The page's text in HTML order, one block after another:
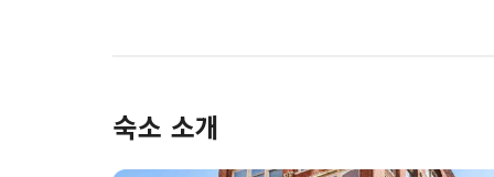
숙소 소개